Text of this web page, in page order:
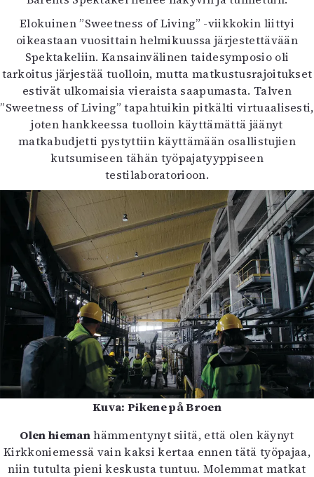
Elokuinen ”Sweetness of Living” -viikkokin liittyi
oikeastaan vuosittain helmikuussa järjestettävään
Spektakeliin. Kansainvälinen taidesymposio oli
tarkoitus järjestää tuolloin, mutta matkustusrajoitukset
estivät ulkomaisia vieraista saapumasta. Talven
”Sweetness of Living” tapahtuikin pitkälti virtuaalisesti,
joten hankkeessa tuolloin käyttämättä jäänyt
matkabudjetti pystyttiin käyttämään osallistujien
kutsumiseen tähän työpajatyyppiseen
testilaboratorioon.
Kuva: Pikene på Broen
Olen hiemanhämmentynyt siitä, että olen käynyt
Kirkkoniemessä vain kaksi kertaa ennen tätä työpajaa,
niin tutulta pieni keskusta tuntuu. Molemmat matkat